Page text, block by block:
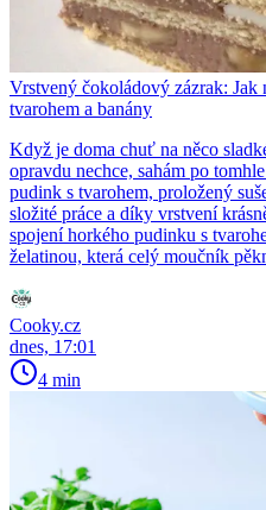
Vrstvený čokoládový zázrak: Jak
tvarohem a banány
Když je doma chuť na něco
opravdu nechce, sahám po
pudink s tvarohem, proložený
složité práce a díky vrstvení
spojení horkého pudinku s
želatinou, která celý moučník
Cooky.cz
dnes, 17:01
4 min